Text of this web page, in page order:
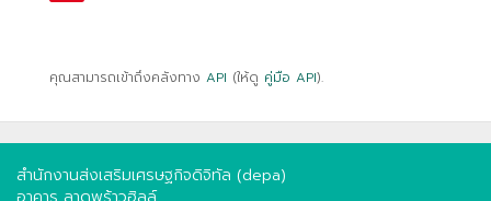
คุณสามารถเข้าถึงคลังทาง API (ให้ดู คู่มือ API).
สำนักงานส่งเสริมเศรษฐกิจดิจิทัล (depa)